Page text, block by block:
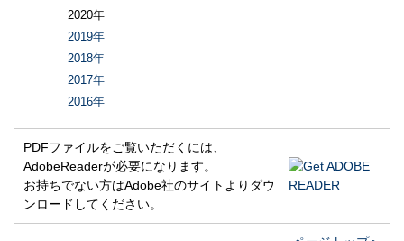
2020年
2019年
2018年
2017年
2016年
PDFファイルをご覧いただくには、
AdobeReaderが必要になります。
お持ちでない方はAdobe社のサイトよりダウ
ンロードしてください。